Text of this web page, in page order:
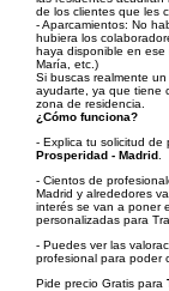
de los clientes que les
- Aparcamientos: No
hubiera los
haya disponible en ese
María, etc.)
Si buscas realmente
ayudarte, ya que tiene
zona de residencia.
¿Cómo funciona?
- Explica tu solicitud de
Prosperidad - Madrid
- Cientos de
Madrid y alrededores
interés se van a poner
personalizadas para
- Puedes ver las
profesional para poder
Pide precio Gratis para